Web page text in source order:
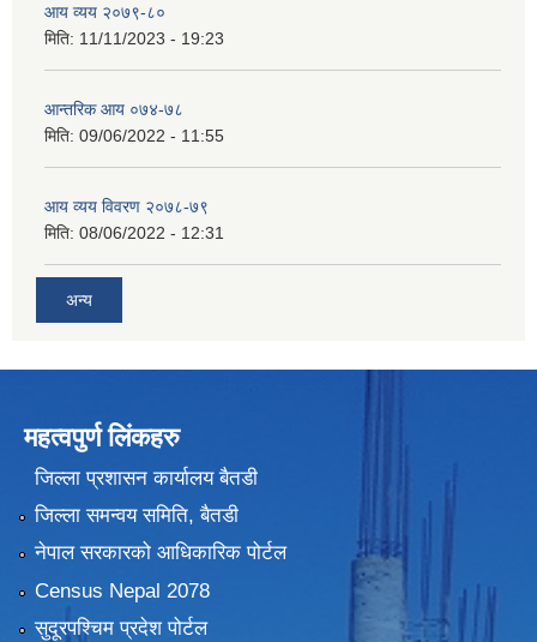
आय व्यय २०७९-८०
मिति: 11/11/2023 - 19:23
आन्तरिक आय ०७४-७८
मिति: 09/06/2022 - 11:55
आय व्यय विवरण २०७८-७९
मिति: 08/06/2022 - 12:31
अन्य
महत्वपुर्ण लिंकहरु
जिल्ला प्रशासन कार्यालय बैतडी
जिल्ला समन्वय समिति, बैतडी
नेपाल सरकारको आधिकारिक पोर्टल
Census Nepal 2078
सुदूरपश्चिम प्रदेश पोर्टल